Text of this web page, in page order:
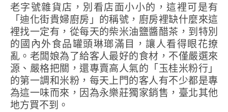
老字號雜貨店，別看店面小小的，這裡可是有
「迪化街貴婦廚房」的稱號，廚房裡缺什麼來這
裡找一定有，從每天的柴米油鹽醬醋茶，到特別
的國內外食品罐頭琳瑯滿目，讓人看得眼花撩
亂。老闆娘為了給客人最好的食材，不僅嚴選來
源、嚴格把關，還專賣高人氣的「玉桂米粉行」
的第一調和米粉，每天上門的客人有不少都是專
為這一味而來，因為永樂莊獨家銷售，臺北其他
地方買不到。